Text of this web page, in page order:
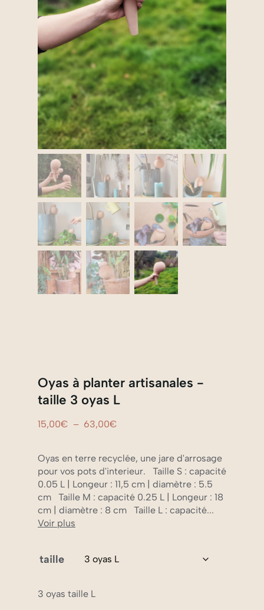
Oyas à planter artisanales -
taille 3 oyas L
15,00€ – 63,00€
Oyas en terre recyclée, une jare d'arrosage
pour vos pots d'interieur. Taille S : capacité
0.05 L | Longeur : 11,5 cm | diamètre : 5.5
cm Taille M : capacité 0.25 L | Longeur : 18
cm | diamètre : 8 cm Taille L : capacité...
Voir plus
taille
3 oyas taille L